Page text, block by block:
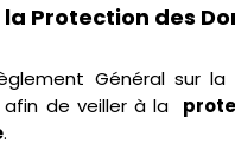
Protection des
Général sur
afin de veiller à la
.